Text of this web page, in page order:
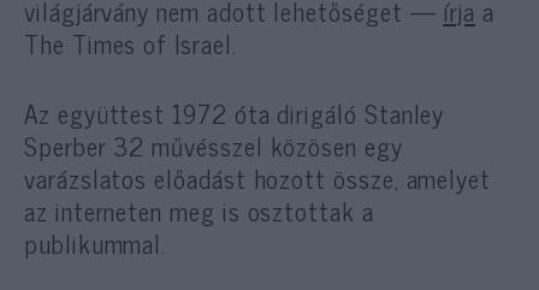
világjárvány nem adott lehetőséget — írja a
The Times of Israel.
Az együttest 1972 óta dirigáló Stanley
Sperber 32 művésszel közösen egy
varázslatos előadást hozott össze, amelyet
az interneten meg is osztottak a
publikummal.